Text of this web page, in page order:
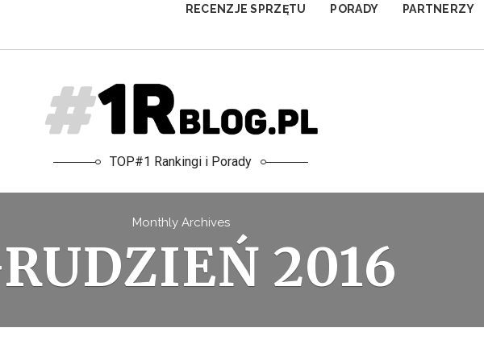
RECENZJE SPRZĘTU PORADY PARTNERZY
TOP#1 Rankingi i Porady
Monthly Archives
2016